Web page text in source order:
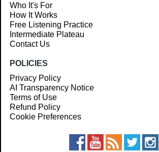
Who It's For
How It Works
Free Listening Practice
Intermediate Plateau
Contact Us
POLICIES
Privacy Policy
AI Transparency Notice
Terms of Use
Refund Policy
Cookie Preferences